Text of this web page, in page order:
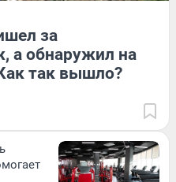
за
а обнаружил на
так вышло?